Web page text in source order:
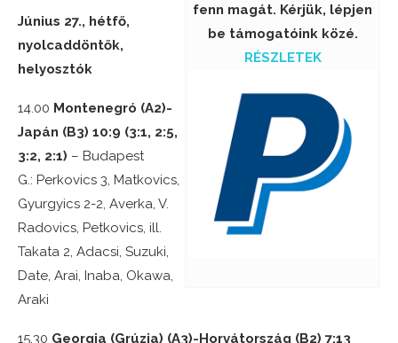
fenn magát. Kérjük, lépjen
be támogatóink közé.
RÉSZLETEK
Június 27., hétfő,
nyolcaddöntők,
helyosztók
14.00 Montenegró (A2)-
Japán (B3) 10:9 (3:1, 2:5,
3:2, 2:1) – Budapest
G.: Perkovics 3, Matkovics,
Gyurgyics 2-2, Averka, V.
Radovics, Petkovics, ill.
Takata 2, Adacsi, Suzuki,
Date, Arai, Inaba, Okawa,
Araki
15.30 Georgia (Grúzia) (A3)-Horvátország (B2) 7:13